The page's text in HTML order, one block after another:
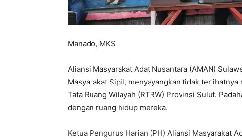
‎Manado, MKS
Aliansi Masyarakat Adat Nusantara (AMAN)
Masyarakat Sipil, menyayangkan tidak
Tata Ruang Wilayah (RTRW) Provinsi Sulut.
dengan ruang hidup mereka.
Ketua Pengurus Harian (PH) Aliansi Masyarakat